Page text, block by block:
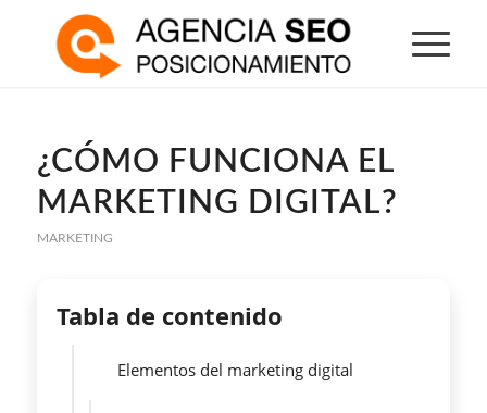
¿CÓMO FUNCIONA EL
MARKETING DIGITAL?
MARKETING
Tabla de contenido
Elementos del marketing digital